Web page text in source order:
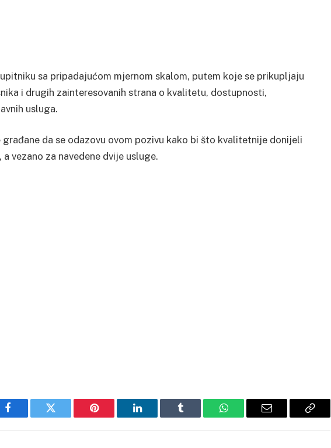
sa pripadajućom mjernom skalom, putem koje se prikupljaju
i drugih zainteresovanih strana o kvalitetu, dostupnosti,
usluga.
građane da se odazovu ovom pozivu kako bi što kvalitetnije donijeli
vezano za navedene dvije usluge.
Facebook Twitter Pinterest LinkedIn Tumblr WhatsAppEmail
Copy